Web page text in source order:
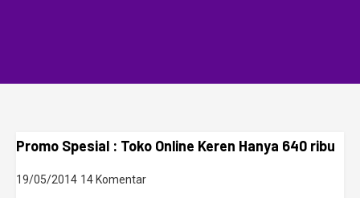
Promo Spesial : Toko Online Keren Hanya 640 ribu
19/05/2014 14 Komentar